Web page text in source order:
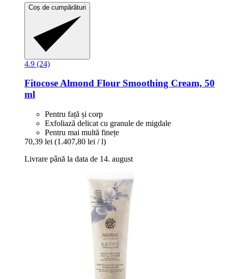
Coș de cumpărături
4.9 (24)
FitocoseAlmond Flour Smoothing Cream, 50
ml
Pentru față și corp
Exfoliază delicat cu granule de migdale
Pentru mai multă finețe
70,39 lei (1.407,80 lei / l)
Livrare până la data de 14. august